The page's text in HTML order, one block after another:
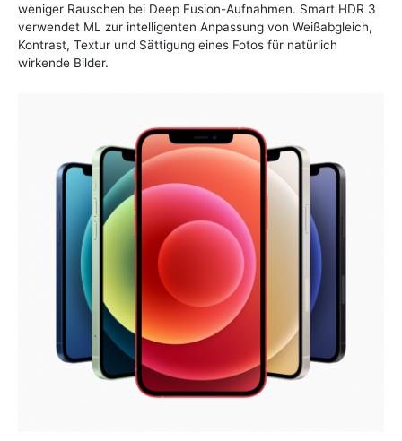
weniger Rauschen bei Deep Fusion-Aufnahmen. Smart HDR 3
verwendet ML zur intelligenten Anpassung von Weißabgleich,
Kontrast, Textur und Sättigung eines Fotos für natürlich
wirkende Bilder.